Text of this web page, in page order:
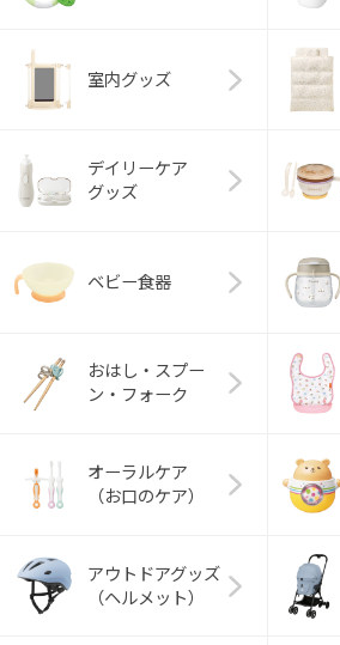
室内グッズ
デイリーケア
グッズ
ベビー食器
おはし・スプー
ン・フォーク
オーラルケア
（お口のケア）
アウトドアグッズ
（ヘルメット）